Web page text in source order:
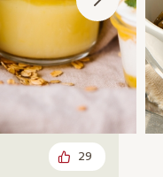
29